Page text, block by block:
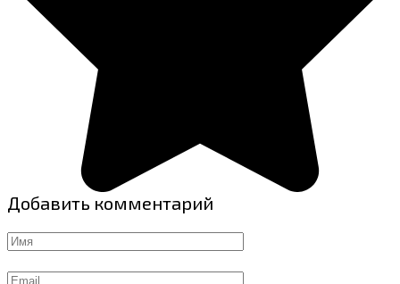
Добавить комментарий
Имя
Email